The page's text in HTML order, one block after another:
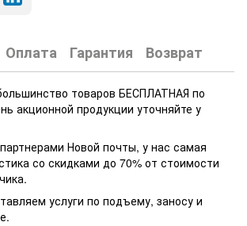
Оплата Гарантия Возврат
товаров БЕСПЛАТНАЯ по
акционной продукции уточняйте у
Новой почты, у нас самая
со скидками до 70% от стоимости
услуги по подъему, заносу и